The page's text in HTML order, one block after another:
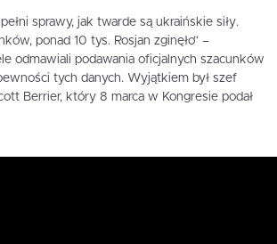
sprawy, jak twarde są ukraińskie siły.
ponad 10 tys. Rosjan zginęło” –
odmawiali podawania oficjalnych szacunków
tych danych. Wyjątkiem był szef
Berrier, który 8 marca w Kongresie podał